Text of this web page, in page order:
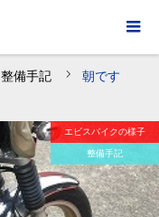
整備手記
朝です
エビスバイクの様子
整備手記